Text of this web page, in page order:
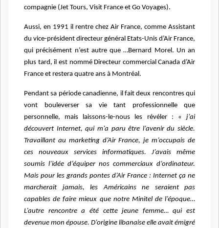
compagnie (Jet Tours, Visit France et Go Voyages).
Aussi, en 1991 il rentre chez Air France, comme Assistant
du vice-président directeur général Etats-Unis d’Air France,
qui précisément n’est autre que …Bernard Morel. Un an
plus tard, il est nommé Directeur commercial Canada d’Air
France et restera quatre ans à Montréal.
Pendant sa période canadienne, il fait deux rencontres qui
vont bouleverser sa vie tant professionnelle que
personnelle, mais laissons-le-nous les révéler : « j’ai
découvert Internet, qui m’a paru être l’avenir du siècle.
Travaillant au marketing d’Air France, je m’occupais de
ces nouveaux services informatiques. J’avais même
soumis l’idée d’équiper nos commerciaux d’ordinateur.
Mais pour les grands pontes d’Air France : Internet ça ne
marcherait jamais, les Américains ne seraient pas
capables de faire mieux que notre Minitel de l’époque…
L’autre rencontre a été cette jeune femme… qui est
devenue mon épouse. D’origine libanaise elle avait émigré